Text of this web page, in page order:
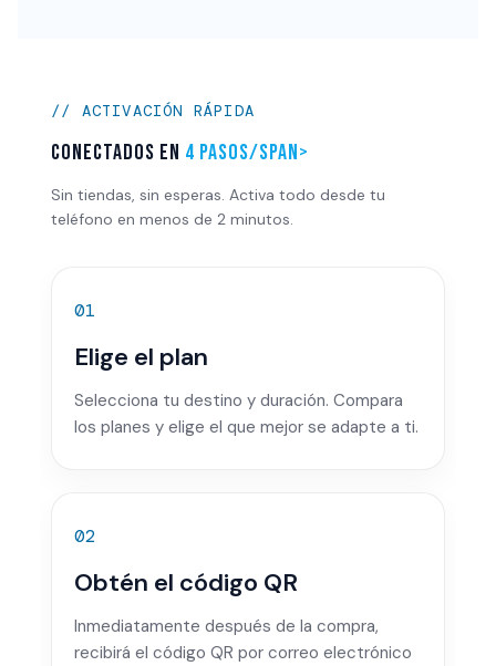
// ACTIVACIÓN RÁPIDA
Conectados en 4 pasos/span>
Sin tiendas, sin esperas. Activa todo desde tu
teléfono en menos de 2 minutos.
01
Elige el plan
Selecciona tu destino y duración. Compara
los planes y elige el que mejor se adapte a ti.
02
Obtén el código QR
Inmediatamente después de la compra,
recibirá el código QR por correo electrónico